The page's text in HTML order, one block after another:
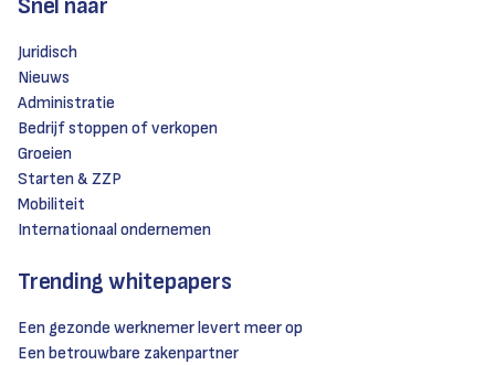
Juridisch
Nieuws
Administratie
Bedrijf stoppen of verkopen
Groeien
Starten & ZZP
Mobiliteit
Internationaal ondernemen
Trending whitepapers
Een gezonde werknemer levert meer op
Een betrouwbare zakenpartner